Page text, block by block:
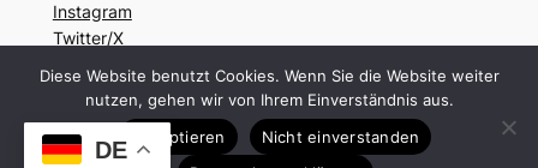
Instagram
Twitter/X
Gestaltet mitWordPress
DE
Diese Website benutzt Cookies. Wenn Sie die Website weiter
nutzen, gehen wir von Ihrem Einverständnis aus.
Akzeptieren
Nicht einverstanden